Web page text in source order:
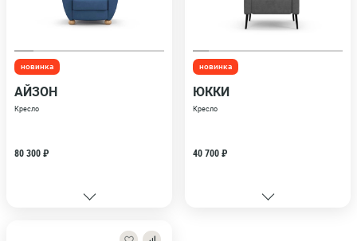
новинка
АЙЗОН
Кресло
80 300 ₽
новинка
ЮККИ
Кресло
40 700 ₽